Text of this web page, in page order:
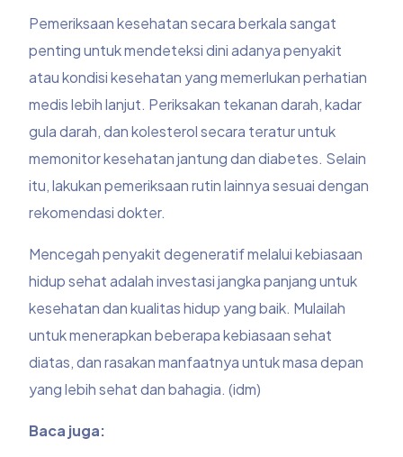
Pemeriksaan kesehatan secara berkala sangat
penting untuk mendeteksi dini adanya penyakit
atau kondisi kesehatan yang memerlukan perhatian
medis lebih lanjut. Periksakan tekanan darah, kadar
gula darah, dan kolesterol secara teratur untuk
memonitor kesehatan jantung dan diabetes. Selain
itu, lakukan pemeriksaan rutin lainnya sesuai dengan
rekomendasi dokter.
Mencegah penyakit degeneratif melalui kebiasaan
hidup sehat adalah investasi jangka panjang untuk
kesehatan dan kualitas hidup yang baik. Mulailah
untuk menerapkan beberapa kebiasaan sehat
diatas, dan rasakan manfaatnya untuk masa depan
yang lebih sehat dan bahagia. (idm)
Baca juga: